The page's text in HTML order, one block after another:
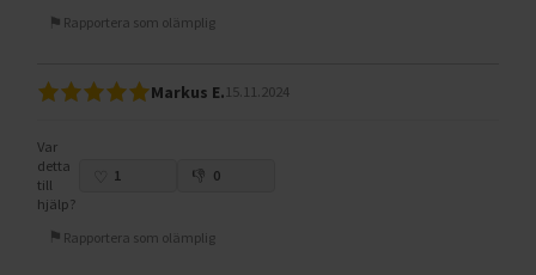
Rapportera som olämplig
Markus E. 15.11.2024
Var
detta
till
hjälp?
1 0
Rapportera som olämplig